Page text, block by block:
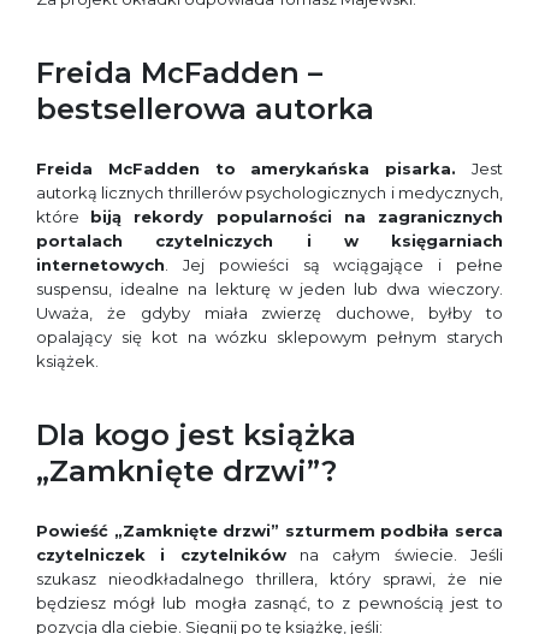
Freida McFadden –
bestsellerowa autorka
Freida McFadden to amerykańska pisarka. Jest
autorką licznych thrillerów psychologicznych i medycznych,
które biją rekordy popularności na zagranicznych
portalach czytelniczych i w księgarniach
internetowych. Jej powieści są wciągające i pełne
suspensu, idealne na lekturę w jeden lub dwa wieczory.
Uważa, że gdyby miała zwierzę duchowe, byłby to
opalający się kot na wózku sklepowym pełnym starych
książek.
Dla kogo jest książka
„Zamknięte drzwi”?
Powieść „Zamknięte drzwi” szturmem podbiła serca
czytelniczek i czytelnikówna całym świecie. Jeśli
szukasz nieodkładalnego thrillera, który sprawi, że nie
będziesz mógł lub mogła zasnąć, to z pewnością jest to
pozycja dla ciebie. Sięgnij po tę książkę, jeśli: